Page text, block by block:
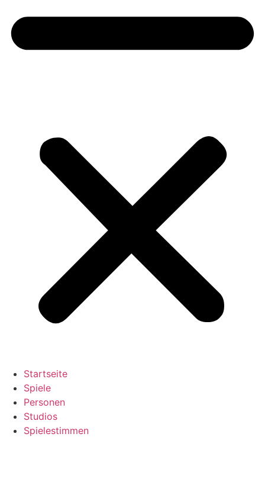
Startseite
Spiele
Personen
Studios
Spielestimmen